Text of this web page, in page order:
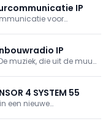
te configureren via
direct leverbaar.
IP
voor
tot 1.000 units.
IP
muziek, die uit de muur
4 SYSTEM 55
een nieuwe